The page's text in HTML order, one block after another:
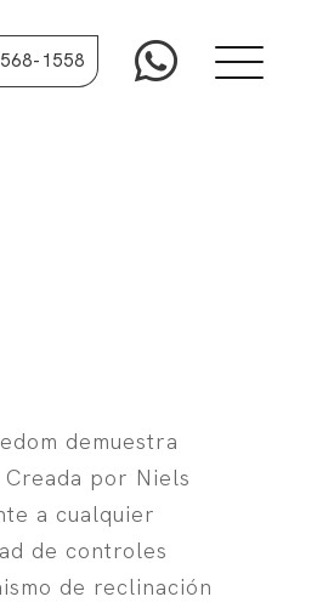
1558
demuestra
por Niels
a cualquier
de controles
de reclinación